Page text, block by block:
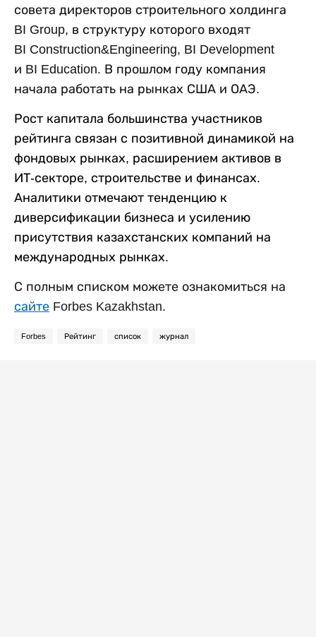
совета директоров строительного холдинга
BI Group, в структуру которого входят
BI Construction&Engineering, BI Development
и BI Education. В прошлом году компания
начала работать на рынках США и ОАЭ.
Рост капитала большинства участников
рейтинга связан с позитивной динамикой на
фондовых рынках, расширением активов в
ИТ-секторе, строительстве и финансах.
Аналитики отмечают тенденцию к
диверсификации бизнеса и усилению
присутствия казахстанских компаний на
международных рынках.
С полным списком можете ознакомиться на
сайте Forbes Kazakhstan.
Forbes Рейтинг список журнал